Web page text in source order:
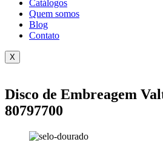
Catálogos
Quem somos
Blog
Contato
X
Disco de Embreagem
80797700